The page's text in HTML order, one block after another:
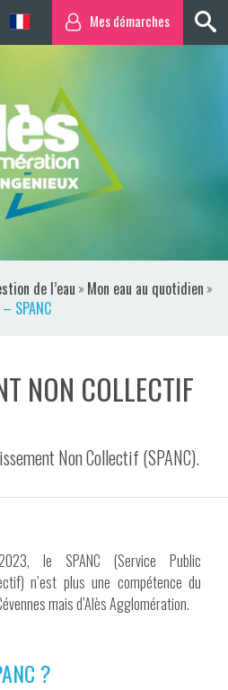
AGENDA
TERRITOIRE
/ BOUGER
PRESSE
CONTACT
Mes démarches
de l’eau » Mon eau au quotidien »
SPANC
NON COLLECTIF
Non Collectif (SPANC).
le SPANC (Service Public
n’est plus une compétence du
mais d’Alès Agglomération.
?